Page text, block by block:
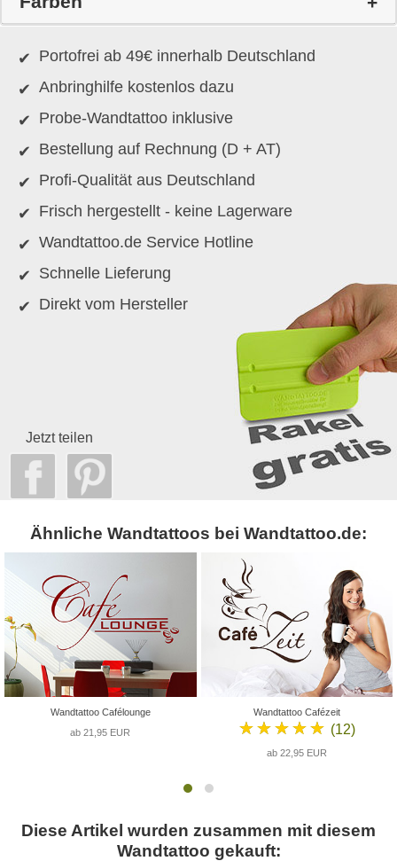
Portofrei ab 49€ innerhalb Deutschland
Anbringhilfe kostenlos dazu
Probe-Wandtattoo inklusive
Bestellung auf Rechnung (D + AT)
Profi-Qualität aus Deutschland
Frisch hergestellt - keine Lagerware
Wandtattoo.de Service Hotline
Schnelle Lieferung
Direkt vom Hersteller
Jetzt teilen
Ähnliche Wandtattoos bei Wandtattoo.de:
Wandtattoo Cafélounge
ab 21,95 EUR
Wandtattoo Cafézeit
★★★★★ (12)
ab 22,95 EUR
Diese Artikel wurden zusammen mit diesem
Wandtattoo gekauft: